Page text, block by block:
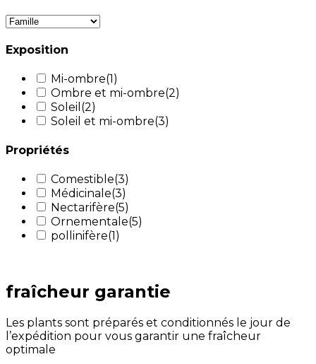
Exposition
Mi-ombre(1)
Ombre et mi-ombre(2)
Soleil (2)
Soleil et mi-ombre(3)
Propriétés
Comestible(3)
Médicinale(3)
Nectarifère(5)
Ornementale(5)
pollinifère(1)
fraîcheur garantie
Les plants sont préparés et conditionnés le jour de
l’expédition pour vous garantir une fraîcheur
optimale